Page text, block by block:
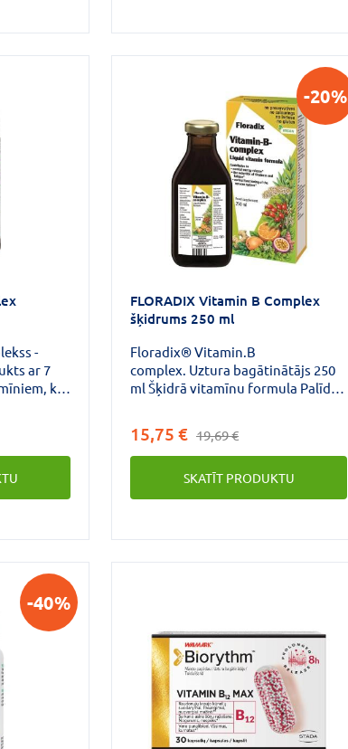
-
ar 7
ko
B12 un
-20%
FLORADIX Vitamin B Complex
šķidrums 250 ml
Floradix® Vitamin.B
complex. Uztura bagātinātājs 250
ml Šķidrā vitamīnu formula Palīdz
samazināt nogurumu un nespēku*
Veicina normālu nervu sistēmas
darbību* Floradix Vitamin – B
complex satur B kompleksa
vispārējo veselību un labsajūtu.
15,75 € 19,69 €
SKATĪT PRODUKTU
-40%